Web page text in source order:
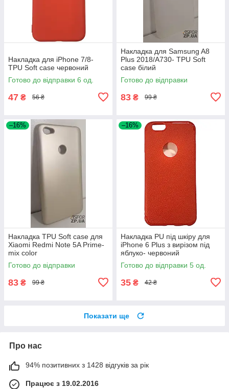
Накладка для iPhone 7/8-
TPU Soft case червоний
Готово до відправки 6 од.
47 ₴ 56 ₴
Накладка для Samsung A8
Plus 2018/A730- TPU Soft
case білий
Готово до відправки
83 ₴ 99 ₴
–16%
Накладка TPU Soft case для
Xiaomi Redmi Note 5A Prime-
mix color
Готово до відправки
83 ₴ 99 ₴
–16%
Накладка PU під шкіру для
iPhone 6 Plus з вирізом під
яблуко- червоний
Готово до відправки 5 од.
35 ₴ 42 ₴
Показати ще
Про нас
94% позитивних з 1428 відгуків за рік
Працює з 19.02.2016